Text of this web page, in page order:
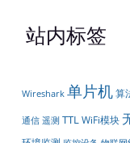
站内标签
Wireshark 单片机算
通信 遥测 TTLWiFi模块